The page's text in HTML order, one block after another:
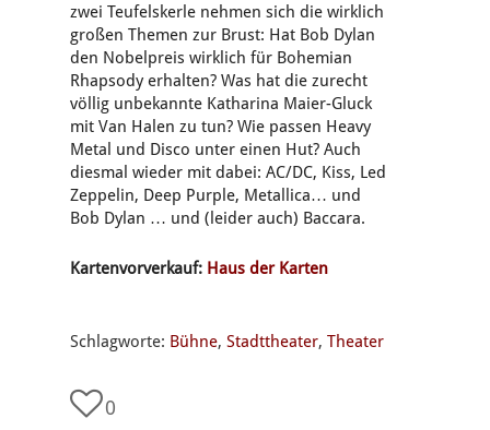
zwei Teufelskerle nehmen sich die wirklich
großen Themen zur Brust: Hat Bob Dylan
den Nobelpreis wirklich für Bohemian
Rhapsody erhalten? Was hat die zurecht
völlig unbekannte Katharina Maier-Gluck
mit Van Halen zu tun? Wie passen Heavy
Metal und Disco unter einen Hut? Auch
diesmal wieder mit dabei: AC/DC, Kiss, Led
Zeppelin, Deep Purple, Metallica… und
Bob Dylan … und (leider auch) Baccara.
Kartenvorverkauf: Haus der Karten
Schlagworte: Bühne, Stadttheater, Theater
0